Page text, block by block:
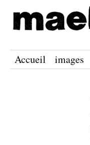
Accueil images